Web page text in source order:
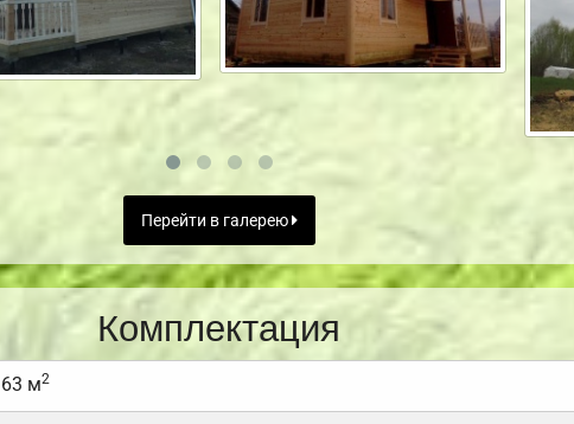
Перейти в галерею
Комплектация
63 м2